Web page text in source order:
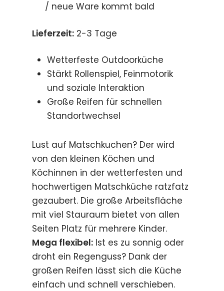
/ neue Ware kommt bald
Lieferzeit: 2-3 Tage
Wetterfeste Outdoorküche
Stärkt Rollenspiel, Feinmotorik
und soziale Interaktion
Große Reifen für schnellen
Standortwechsel
Lust auf Matschkuchen? Der wird
von den kleinen Köchen und
Köchinnen in der wetterfesten und
hochwertigen Matschküche ratzfatz
gezaubert. Die große Arbeitsfläche
mit viel Stauraum bietet von allen
Seiten Platz für mehrere Kinder.
Mega flexibel: Ist es zu sonnig oder
droht ein Regenguss? Dank der
großen Reifen lässt sich die Küche
einfach und schnell verschieben.